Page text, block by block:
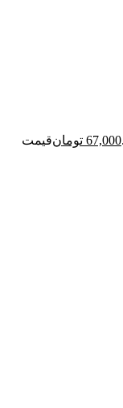
67,000 تومانقیمت